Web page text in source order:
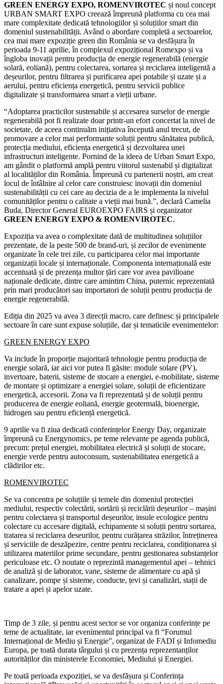
GREEN ENERGY EXPO, ROMENVIROTEC și noul concept
URBAN SMART EXPO creează împreună platforma cu cea mai
mare complexitate dedicată tehnologiilor și soluțiilor smart din
domeniul sustenabilității. Având o abordare completă a sectoarelor,
cea mai mare expoziție green din România se va desfășura în
perioada 9-11 aprilie, în complexul expozițional Romexpo și va
îngloba inovații pentru producția de energie regenerabilă (energie
solară, eoliană), pentru colectarea, sortarea și reciclarea inteligentă a
deșeurilor, pentru filtrarea și purificarea apei potabile și uzate și a
aerului, pentru eficiența energetică, pentru servicii publice
digitalizate și transformarea smart a vieții urbane.
“Adoptarea practicilor sustenabile și accesarea surselor de energie
regenerabilă pot fi realizate doar printr-un efort concertat la nivel de
societate, de aceea continuăm inițiativa începută anul trecut, de
promovare a celor mai performante soluții pentru sănătatea publică,
protecția mediului, eficiența energetică și dezvoltarea unei
infrastructuri inteligente. Pornind de la ideea de Urban Smart Expo,
am gândit o platformă amplă pentru viitorul sustenabil și digitalizat
al localităților din România. Împreună cu partenerii noștri, am creat
locul de întâlnire al celor care construiesc inovații din domeniul
sustenabilității cu cei care au decizia de a le implementa la nivelul
comunităților pentru o calitate a vieții mai bună.”, declară Camelia
Buda, Director General EUROEXPO FAIRS și organizator
GREEN ENERGY EXPO & ROMENVIROTEC.
Expoziția va avea o complexitate dată de multitudinea soluțiilor
prezentate, de la peste 500 de brand-uri, și zecilor de evenimente
organizate în cele trei zile, cu participarea celor mai importante
organizații locale și internaționale. Componenta internațională este
accentuată și de prezența multor țări care vor avea pavilioane
naționale dedicate, dintre care amintim China, puternic reprezentată
prin mari producători sau importatori de soluții pentru producția de
energie regenerabilă.
Ediția din 2025 va avea 3 direcții macro, care definesc și principalele
sectoare în care sunt expuse soluțiile, dar și tematicile evenimentelor:
GREEN ENERGY EXPO
Va include în proporție majoritară tehnologie pentru producția de
energie solară, iar aici vor putea fi găsite: module solare (PV),
invertoare, baterii, sisteme de stocare a energiei, e-mobilitate, sisteme
de montare și optimizare a energiei solare, soluții de eficientizare
energetică, accesorii. Zona va fi reprezentată și de soluții pentru
producerea de energie eoliană, energie geotermală, bioenergie,
hidrogen sau pentru eficiență energetică.
9 aprilie va fi ziua dedicată conferințelor Energy Day, organizate
împreună cu Energynomics, pe teme relevante pe agenda publică,
precum: prețul energiei, mobilitatea electrică și soluții de stocare,
energie verde pentru autoconsum, sustenabilitatea energetică a
clădirilor etc.
ROMENVIROTEC
Se va concentra pe soluțiile și temele din domeniul protecției
mediului, respectiv colectării, sortării și reciclării deșeurilor – mașini
pentru colectarea și transportul deșeurilor, insule ecologice pentru
colectare cu accesare digitală, echipamente si soluții pentru sortarea,
tratarea si reciclarea deseurilor, pentru curățarea străzilor, întreținerea
și serviciile de deszăpezire, centre pentru reciclarea, condiționarea și
utilizarea materiilor prime secundare, pentru gestionarea substanțelor
periculoase etc. O noutate o reprezintă managementul apei – tehnici
de analiză și de laborator, vane, sisteme de alimentare cu apă și
canalizare, pompe și sisteme, conducte, țevi și canalizări, stații de
tratare a apei și apelor uzate.
Timp de 3 zile, și pentru acest sector se vor organiza conferințe pe
teme de actualitate, iar evenimentul principal va fi “Forumul
Internațional de Mediu și Energie”, organizat de FADI și Infomediu
Europa, pe toată durata târgului și cu prezența reprezentanților
autorităților din ministerele Economiei, Mediului și Energiei.
Pe toată perioada expoziției, se va desfășura și Conferința